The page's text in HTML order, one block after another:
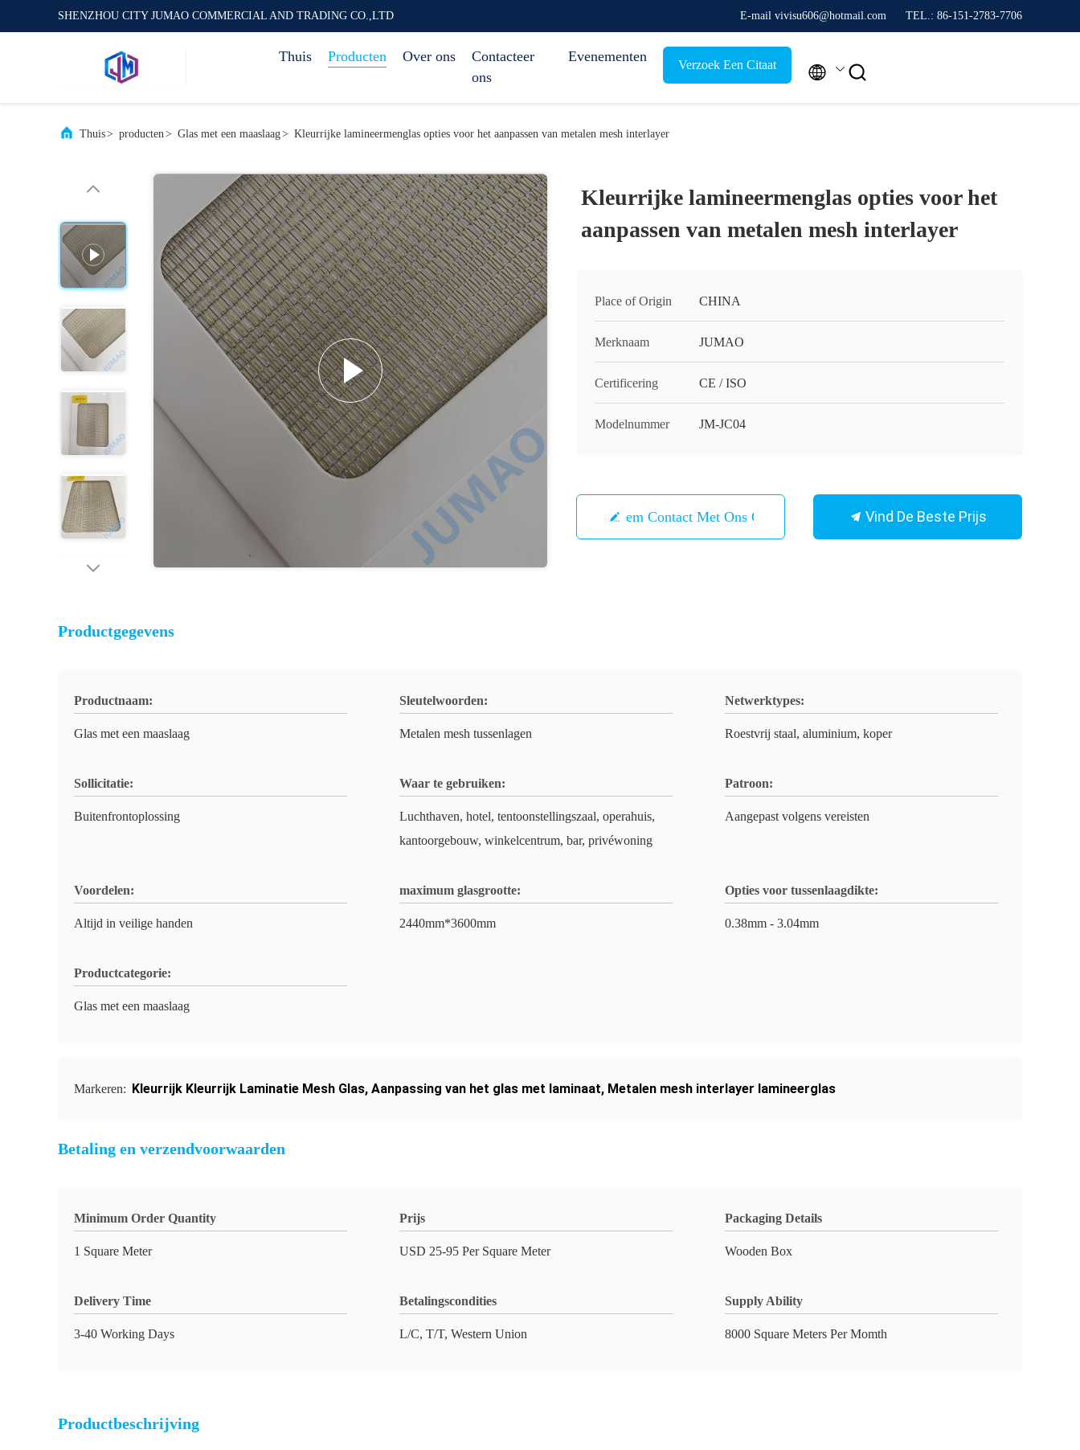
SHENZHOU CITY JUMAO COMMERCIAL AND TRADING CO.,LTD E-mail vivisu606@hotmail.com TEL.: 86-151-2783-7706
Thuis Producten Over ons
Contacteer
ons
Evenementen
Verzoek Een Citaat  
Thuis> producten> Glas met een maaslaag> Kleurrijke lamineermenglas opties voor het aanpassen van metalen mesh interlayer
Kleurrijke lamineermenglas opties voor het
aanpassen van metalen mesh interlayer
Place of Origin CHINA
Merknaam JUMAO
Certificering CE / ISO
Modelnummer JM-JC04
Neem Contact Met Ons Op Vind De Beste Prijs
Productgegevens
Productnaam:
Glas met een maaslaag
Sleutelwoorden:
Metalen mesh tussenlagen
Netwerktypes:
Roestvrij staal, aluminium, koper
Sollicitatie:
Buitenfrontoplossing
Waar te gebruiken:
Luchthaven, hotel, tentoonstellingszaal, operahuis,
kantoorgebouw, winkelcentrum, bar, privéwoning
Patroon:
Aangepast volgens vereisten
Voordelen:
Altijd in veilige handen
maximum glasgrootte:
2440mm*3600mm
Opties voor tussenlaagdikte:
0.38mm - 3.04mm
Productcategorie:
Glas met een maaslaag
Markeren: Kleurrijk Kleurrijk Laminatie Mesh Glas, Aanpassing van het glas met laminaat, Metalen mesh interlayer lamineerglas
Betaling en verzendvoorwaarden
Minimum Order Quantity
1 Square Meter
Prijs
USD 25-95 Per Square Meter
Packaging Details
Wooden Box
Delivery Time
3-40 Working Days
Betalingscondities
L/C, T/T, Western Union
Supply Ability
8000 Square Meters Per Momth
Productbeschrijving